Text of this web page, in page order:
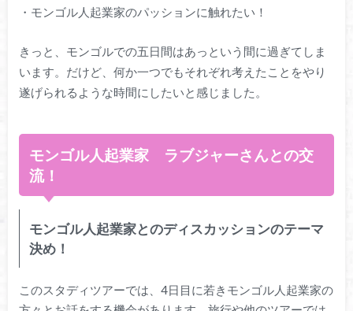
・モンゴル人起業家のパッションに触れたい！
きっと、モンゴルでの五日間はあっという間に過ぎてしま
います。だけど、何か一つでもそれぞれ考えたことをやり
遂げられるような時間にしたいと感じました。
モンゴル人起業家 ラブジャーさんとの交
流！
モンゴル人起業家とのディスカッションのテーマ
決め！
このスタディツアーでは、4日目に若きモンゴル人起業家の